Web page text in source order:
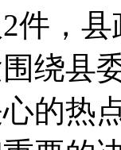
件，
绕县
的热